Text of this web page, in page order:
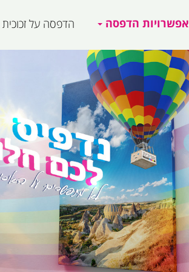
אפשרויות הדפסה הדפסה על זכוכית